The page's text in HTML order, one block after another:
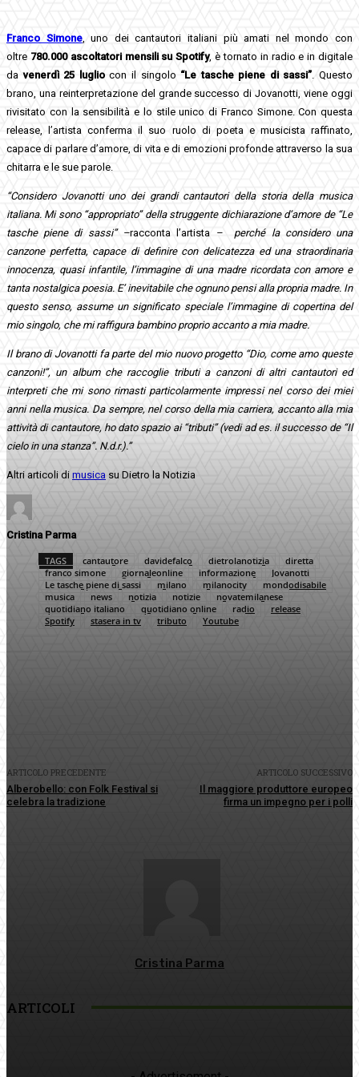
Franco Simone, uno dei cantautori italiani più amati nel mondo con
oltre 780.000 ascoltatori mensili su Spotify, è tornato in radio e in digitale
davenerdì 25 lugliocon il singolo “Le tasche piene di sassi” . Questo
brano, una reinterpretazione del grande successo di Jovanotti, viene oggi
rivisitato con la sensibilità e lo stile unico di Franco Simone. Con questa
release, l’artista conferma il suo ruolo di poeta e musicista raffinato,
capace di parlare d’amore, di vita e di emozioni profonde attraverso la sua
chitarra e le sue parole.
“Considero Jovanotti uno dei grandi cantautori della storia della musica
italiana. Mi sono “appropriato” della struggente dichiarazione d’amore de “Le
tasche piene di sassi” –racconta l’artista – perché la considero una
canzone perfetta, capace di definire con delicatezza ed una straordinaria
innocenza, quasi infantile, l’immagine di una madre ricordata con amore e
tanta nostalgica poesia. E’ inevitabile che ognuno pensi alla propria madre. In
questo senso, assume un significato speciale l’immagine di copertina del
mio singolo, che mi raffigura bambino proprio accanto a mia madre.
Il brano di Jovanotti fa parte del mio nuovo progetto “Dio, come amo queste
canzoni!”, un album che raccoglie tributi a canzoni di altri cantautori ed
interpreti che mi sono rimasti particolarmente impressi nel corso dei miei
anni nella musica. Da sempre, nel corso della mia carriera, accanto alla mia
attività di cantautore, ho dato spazio ai “tributi” (vedi ad es. il successo de “Il
cielo in una stanza”. N.d.r.).”
Altri articoli di musica su Dietro la Notizia
Cristina Parma
TAGS cantautore davidefalco dietrolanotizia
diretta
franco simone
giornaleonline informazione
Jovanotti
Le tasche piene di sassi
milano milanocity
mondodisabile
musica
news notizia notizie
novatemilanese
quotidiano italiano
quotidiano online radio
release
Spotify
stasera in tv tributo Youtube
ARTICOLO PRECEDENTE
Alberobello: con Folk Festival si
celebra la tradizione
ARTICOLO SUCCESSIVO
Il maggiore produttore europeo
firma un impegno per i polli
Cristina Parma
ARTICOLI